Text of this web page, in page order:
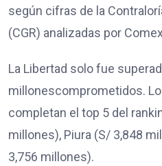
según cifras de la
(CGR) analizadas por
La Libertad solo fue
millonescomprometidos.
completan el top 5 del
millones), Piura (S/ 3,848
3,756 millones).